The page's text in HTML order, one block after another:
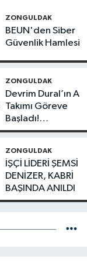
ZONGULDAK
BEUN'den Siber
Güvenlik Hamlesi
ZONGULDAK
Devrim Dural’ın A
Takımı Göreve
Başladı!
Yönetimde
ZONGULDAK
İŞÇİ LİDERİ ŞEMSİ
DENİZER, KABRİ
BAŞINDA ANILDI